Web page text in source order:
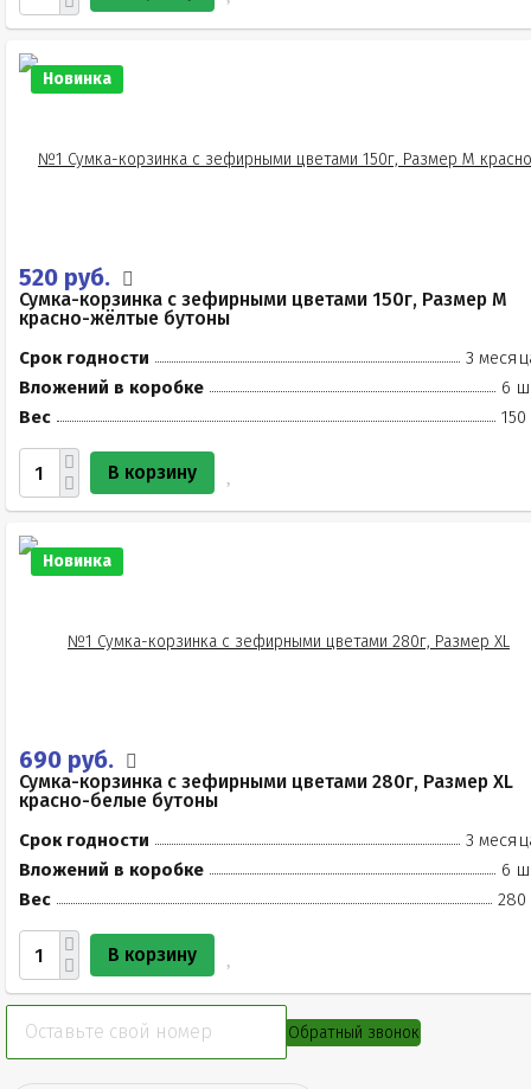
Новинка
520 руб.
Сумка-корзинка с зефирными цветами 150г, Размер М
красно-жёлтые бутоны
Срок годности
3
Вложений в коробке
6
Вес
150
В корзину
Новинка
690 руб.
Сумка-корзинка с зефирными цветами 280г, Размер XL
красно-белые бутоны
Срок годности
3
Вложений в коробке
6
Вес
280
В корзину
Обратный звонок